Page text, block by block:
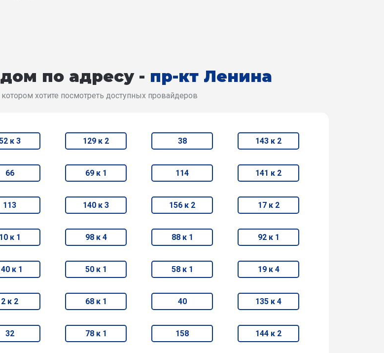
по адресу - пр-кт Ленина
хотите посмотреть доступных провайдеров
к 3 129 к 2 38 143 к 2
66 69 к 1 114 141 к 2
113 140 к 3 156 к 2 17 к 2
10 к 1 98 к 4 88 к 1 92 к 1
к 1 50 к 1 58 к 1 19 к 4
2 к 2 68 к 1 40 135 к 4
32 78 к 1 158 144 к 2